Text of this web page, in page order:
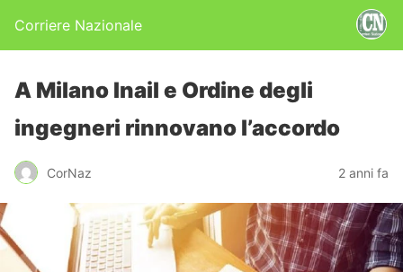
Corriere Nazionale
A Milano Inail e Ordine degli
ingegneri rinnovano l’accordo
CorNaz 2 anni fa